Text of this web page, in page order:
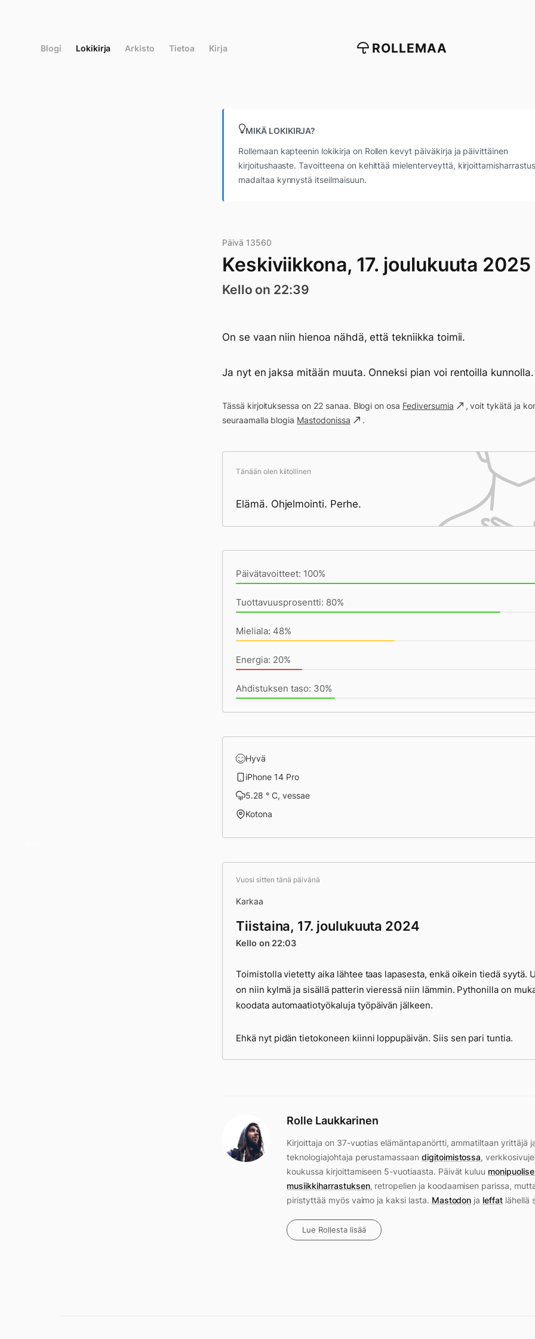
Blogi Lokikirja Arkisto Tietoa Kirja ROLLEMAA
MIKÄ LOKIKIRJA?
Rollemaan kapteenin lokikirja on Rollen kevyt päiväkirja ja päivittäinen
kirjoitushaaste. Tavoitteena on kehittää mielenterveyttä,
madaltaa kynnystä itseilmaisuun.
Päivä 13560
Keskiviikkona, 17. joulukuuta 2025
Kello on 22:39
On se vaan niin hienoa nähdä, että tekniikka toimii.
Ja nyt en jaksa mitään muuta. Onneksi pian voi rentoilla kunnolla.
Tässä kirjoituksessa on 22 sanaa. Blogi on osa Fediversumia
, voit tykätä ja
seuraamalla blogia Mastodonissa .
Tänään olen kiitollinen
Elämä. Ohjelmointi. Perhe.
Päivätavoitteet: 100%
Tuottavuusprosentti: 80%
Mieliala: 48%
Energia: 20%
Ahdistuksen taso: 30%
Hyvä
iPhone 14 Pro
5.28 ° C, vessae
Kotona
Vuosi sitten tänä päivänä
Karkaa
Tiistaina, 17. joulukuuta 2024
Kello on 22:03
Toimistolla vietetty aika lähtee taas lapasesta, enkä oikein tiedä syytä.
on niin kylmä ja sisällä patterin vieressä niin lämmin. Pythonilla on
koodata automaatiotyökaluja työpäivän jälkeen.
Ehkä nyt pidän tietokoneen kiinni loppupäivän. Siis sen pari tuntia.
Rolle Laukkarinen
Kirjoittaja on 37-vuotias elämäntapanörtti, ammatiltaan yrittäjä
teknologiajohtaja perustamassaan digitoimistossa,
koukussa kirjoittamiseen 5-vuotiaasta. Päivät kuluu
musiikkiharrastuksen, retropelien ja koodaamisen parissa,
piristyttää myös vaimo ja kaksi lasta. Mastodon ja leffatlähellä
Lue Rollesta lisää
Päivä 13561